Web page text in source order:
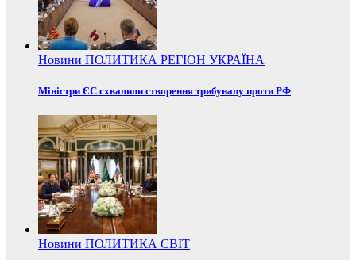
Новини ПОЛИТИКА РЕГІОН УКРАЇНА
Міністри ЄС схвалили створення трибуналу проти РФ
Новини ПОЛИТИКА СВІТ